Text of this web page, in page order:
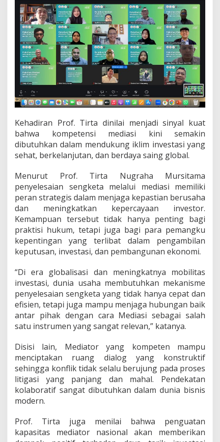
t
i
h
a
n
M
e
d
a
s
i
a
t
h
5
5
Kehadiran Prof. Tirta dinilai menjadi sinyal kuat
bahwa kompetensi mediasi kini semakin
dibutuhkan dalam mendukung iklim investasi yang
sehat, berkelanjutan, dan berdaya saing global.
Menurut Prof. Tirta Nugraha Mursitama
penyelesaian sengketa melalui mediasi memiliki
peran strategis dalam menjaga kepastian berusaha
dan meningkatkan kepercayaan investor.
Kemampuan tersebut tidak hanya penting bagi
praktisi hukum, tetapi juga bagi para pemangku
kepentingan yang terlibat dalam pengambilan
keputusan, investasi, dan pembangunan ekonomi.
“Di era globalisasi dan meningkatnya mobilitas
investasi, dunia usaha membutuhkan mekanisme
penyelesaian sengketa yang tidak hanya cepat dan
efisien, tetapi juga mampu menjaga hubungan baik
antar pihak dengan cara Mediasi sebagai salah
satu instrumen yang sangat relevan,” katanya.
Disisi lain, Mediator yang kompeten mampu
menciptakan ruang dialog yang konstruktif
sehingga konflik tidak selalu berujung pada proses
litigasi yang panjang dan mahal. Pendekatan
kolaboratif sangat dibutuhkan dalam dunia bisnis
modern.
Prof. Tirta juga menilai bahwa penguatan
kapasitas mediator nasional akan memberikan